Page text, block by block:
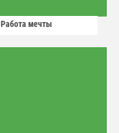
Работа мечты